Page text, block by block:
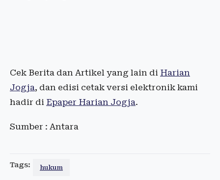
Cek Berita dan Artikel yang lain di Harian
Jogja, dan edisi cetak versi elektronik kami
hadir di Epaper Harian Jogja.
Sumber : Antara
Tags: hukum